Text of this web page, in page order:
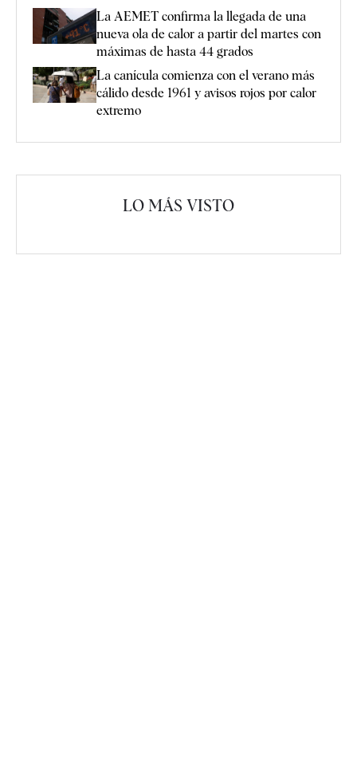
La AEMET confirma la llegada de una
nueva ola de calor a partir del martes con
máximas de hasta 44 grados
La canícula comienza con el verano más
cálido desde 1961 y avisos rojos por calor
extremo
LO MÁS VISTO